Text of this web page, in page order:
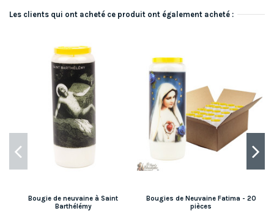
Les clients qui ont acheté ce produit ont également acheté :
Bougie de neuvaine à Saint
Barthélémy
Bougies de Neuvaine Fatima - 20
pièces